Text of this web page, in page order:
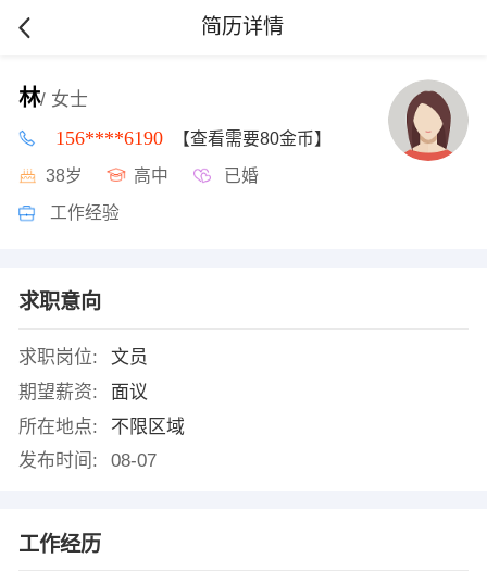
简历详情
林/ 女士
156****6190 【查看需要80金币】
38岁 高中 已婚
工作经验
求职意向
求职岗位:
文员
期望薪资:
面议
所在地点:
不限区域
发布时间:
08-07
工作经历